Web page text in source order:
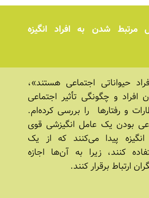
مرتبط شدن به افراد انگیزه
حیواناتی اجتماعی هستند»،
افراد و چگونگی تأثیر اجتماعی
و رفتارها را بررسی کرده‌ام.
بودن یک عامل انگیزشی قوی
پیدا می‌کنند که از یک
کنند، زیرا به آن‌ها اجازه
ارتباط برقرار کنند.